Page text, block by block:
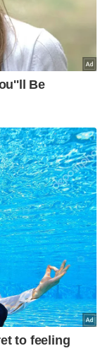
yang
katanya.
di laman
bilion
dalam
masih
Timur
nilai ECRL